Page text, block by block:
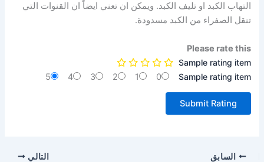
التهاب الكبد او تليف الكبد. ويمكن ان تعني ايضاً ان القنوات التي
تنقل الصفراء من الكبد مسدودة.
Please rate this
Sample rating item
Sample rating item
0
1
2
3
4
5
السابق التالي